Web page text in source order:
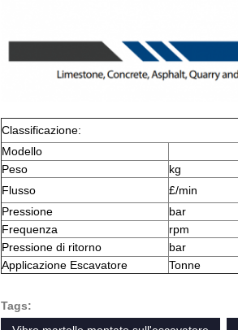
Classificazione:
Modello
Peso
kg
Flusso
£/min
Pressione
bar
Frequenza
rpm
Pressione di ritorno
bar
Applicazione Escavatore
Tonne
Tags: